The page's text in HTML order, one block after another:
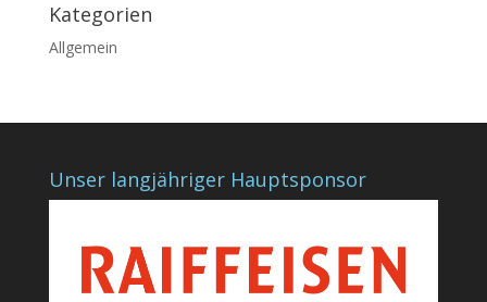
Kategorien
Allgemein
Unser langjähriger Hauptsponsor